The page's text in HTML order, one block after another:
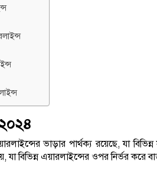
ভাড়ার পার্থক্য রয়েছে, যা
বিভিন্ন এয়ারলাইন্সের ওপর নির্ভর করে